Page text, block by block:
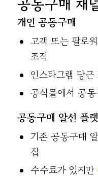
개인 공동구매
고객 또는 팔로
조직
인스타그램 당
공식몰에서 공
공동구매 알선 플
기존 공동구매
집
수수료가 있지만